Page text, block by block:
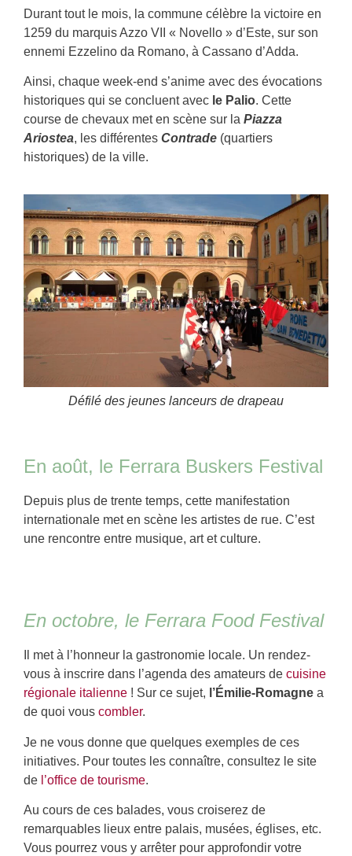
Durant tout le mois, la commune célèbre la victoire en
1259 du marquis Azzo VII « Novello » d’Este, sur son
ennemi Ezzelino da Romano, à Cassano d’Adda.
Ainsi, chaque week-end s’anime avec des évocations
historiques qui se concluent avec le Palio. Cette
course de chevaux met en scène sur la Piazza
Ariostea, les différentes Contrade (quartiers
historiques) de la ville.
Défilé des jeunes lanceurs de drapeau
En août, le Ferrara Buskers Festival
Depuis plus de trente temps, cette manifestation
internationale met en scène les artistes de rue. C’est
une rencontre entre musique, art et culture.
En octobre, le Ferrara Food Festival
Il met à l’honneur la gastronomie locale. Un rendez-
vous à inscrire dans l’agenda des amateurs de cuisine
régionale italienne ! Sur ce sujet, l’Émilie-Romagne a
de quoi vous combler.
Je ne vous donne que quelques exemples de ces
initiatives. Pour toutes les connaître, consultez le site
de l’office de tourisme.
Au cours de ces balades, vous croiserez de
remarquables lieux entre palais, musées, églises, etc.
Vous pourrez vous y arrêter pour approfondir votre